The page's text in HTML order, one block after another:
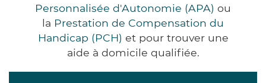
Personnalisée d'Autonomie (APA) ou
la Prestation de Compensation du
Handicap (PCH) et pour trouver une
aide à domicile qualifiée.